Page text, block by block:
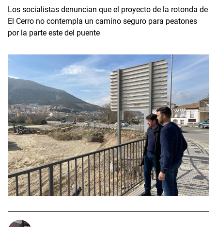
Los socialistas denuncian que el proyecto de la rotonda de
El Cerro no contempla un camino seguro para peatones
por la parte este del puente